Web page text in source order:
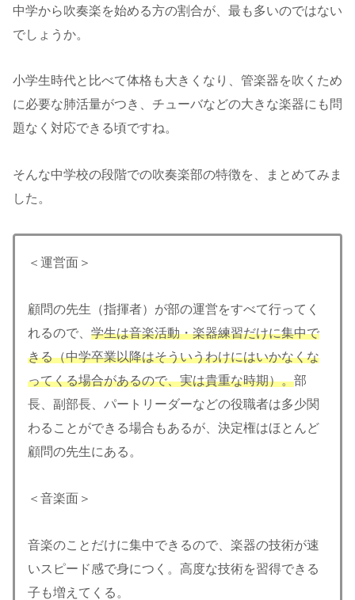
中学から吹奏楽を始める方の割合が、最も多いのではない
でしょうか。
小学生時代と比べて体格も大きくなり、管楽器を吹くため
に必要な肺活量がつき、チューバなどの大きな楽器にも問
題なく対応できる頃ですね。
そんな中学校の段階での吹奏楽部の特徴を、まとめてみま
した。
＜運営面＞
顧問の先生（指揮者）が部の運営をすべて行ってく
れるので、 学生は音楽活動・楽器練習だけに集中で
きる（中学卒業以降はそういうわけにはいかなくな
ってくる場合があるので、実は貴重な時期）。部
長、副部長、パートリーダーなどの役職者は多少関
わることができる場合もあるが、決定権はほとんど
顧問の先生にある。
＜音楽面＞
音楽のことだけに集中できるので、楽器の技術が速
いスピード感で身につく。高度な技術を習得できる
子も増えてくる。